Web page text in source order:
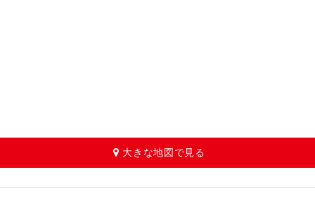
大きな地図で見る